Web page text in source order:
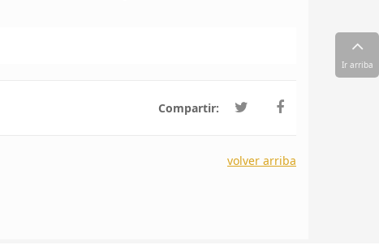
Compartir:
volver arriba
Ir arriba